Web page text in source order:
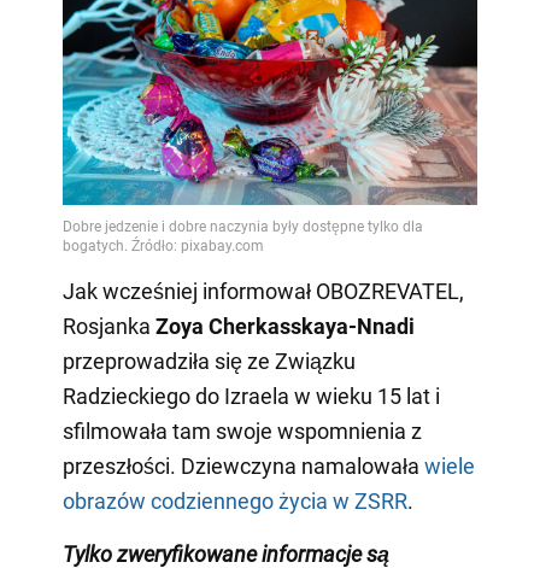
Jak wcześniej informował OBOZREVATEL,
Rosjanka Zoya Cherkasskaya-Nnadi
przeprowadziła się ze Związku
Radzieckiego do Izraela w wieku 15 lat i
sfilmowała tam swoje wspomnienia z
przeszłości. Dziewczyna namalowała wiele
obrazów codziennego życia w ZSRR.
Tylko zweryfikowane informacje są